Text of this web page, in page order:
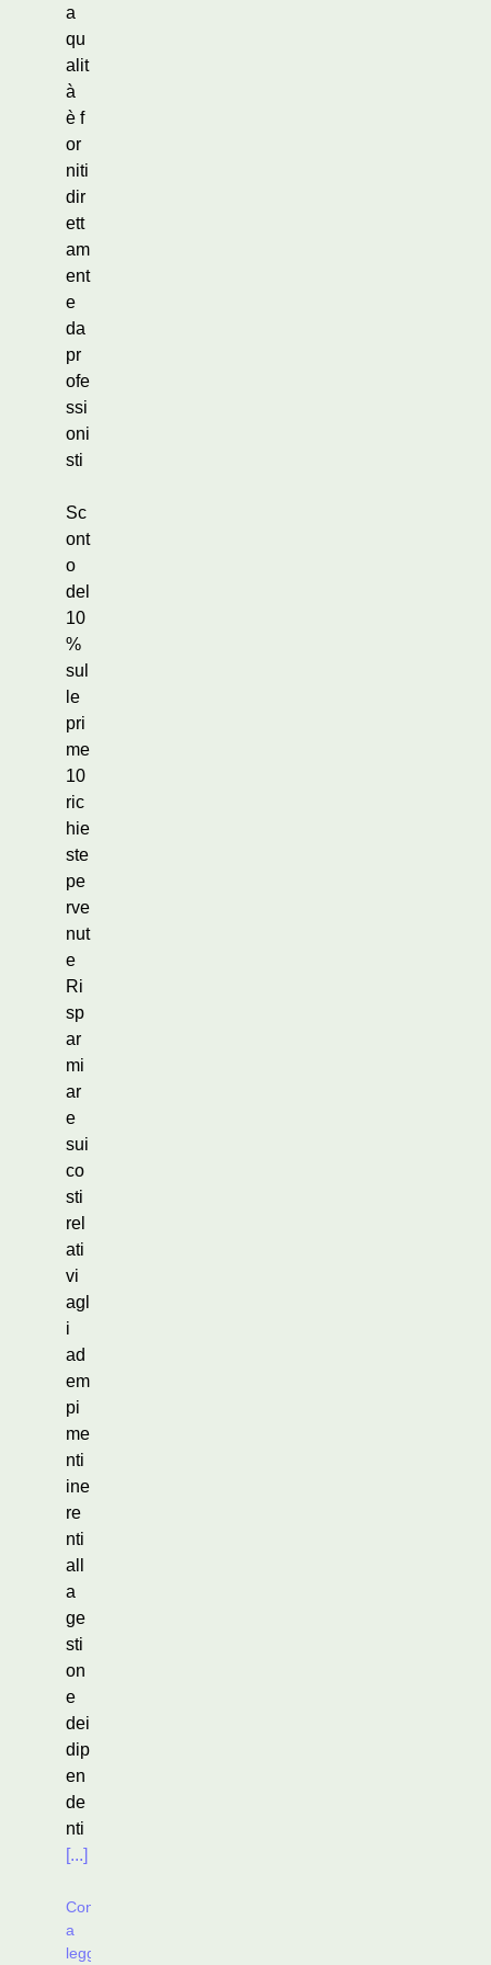
a
qu
alit
à
è f
or
niti
dir
ett
am
ent
e
da
pr
ofe
ssi
oni
sti
Sc
ont
o
del
10
%
sul
le
pri
me
10
ric
hie
ste
pe
rve
nut
e
Ri
sp
ar
mi
ar
e
sui
co
sti
rel
ati
vi
agl
i
ad
em
pi
me
nti
ine
re
nti
all
a
ge
sti
on
e
dei
dip
en
de
nti
[...]
Continua
a
leggere